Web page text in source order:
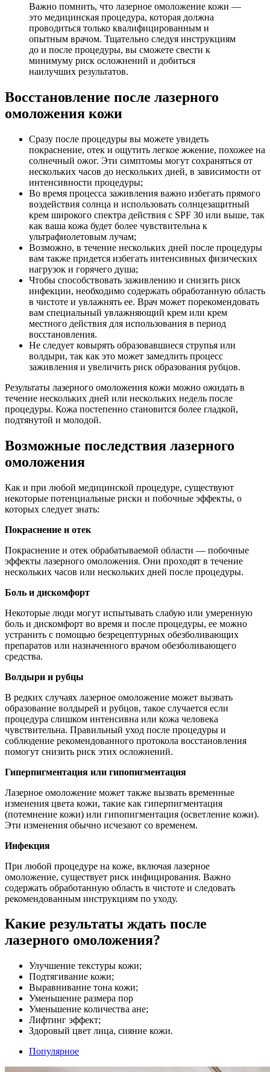
Важно помнить, что лазерное омоложение кожи —
это медицинская процедура, которая должна
проводиться только квалифицированным и
опытным врачом. Тщательно следуя инструкциям
до и после процедуры, вы сможете свести к
минимуму риск осложнений и добиться
наилучших результатов.
Восстановление после лазерного
омоложения кожи
Сразу после процедуры вы можете увидеть
покраснение, отек и ощутить легкое жжение, похожее на
солнечный ожог. Эти симптомы могут сохраняться от
нескольких часов до нескольких дней, в зависимости от
интенсивности процедуры;
Во время процесса заживления важно избегать прямого
воздействия солнца и использовать солнцезащитный
крем широкого спектра действия с SPF 30 или выше, так
как ваша кожа будет более чувствительна к
ультрафиолетовым лучам;
Возможно, в течение нескольких дней после процедуры
вам также придется избегать интенсивных физических
нагрузок и горячего душа;
Чтобы способствовать заживлению и снизить риск
инфекции, необходимо содержать обработанную область
в чистоте и увлажнять ее. Врач может порекомендовать
вам специальный увлажняющий крем или крем
местного действия для использования в период
восстановления.
Не следует ковырять образовавшиеся струпья или
волдыри, так как это может замедлить процесс
заживления и увеличить риск образования рубцов.
Результаты лазерного омоложения кожи можно ожидать в
течение нескольких дней или нескольких недель после
процедуры. Кожа постепенно становится более гладкой,
подтянутой и молодой.
Возможные последствия лазерного
омоложения
Как и при любой медицинской процедуре, существуют
некоторые потенциальные риски и побочные эффекты, о
которых следует знать:
Покраснение и отек
Покраснение и отек обрабатываемой области — побочные
эффекты лазерного омоложения. Они проходят в течение
нескольких часов или нескольких дней после процедуры.
Боль и дискомфорт
Некоторые люди могут испытывать слабую или умеренную
боль и дискомфорт во время и после процедуры, ее можно
устранить с помощью безрецептурных обезболивающих
препаратов или назначенного врачом обезболивающего
средства.
Волдыри и рубцы
В редких случаях лазерное омоложение может вызвать
образование волдырей и рубцов, такое случается если
процедура слишком интенсивна или кожа человека
чувствительна. Правильный уход после процедуры и
соблюдение рекомендованного протокола восстановления
помогут снизить риск этих осложнений.
Гиперпигментация или гипопигментация
Лазерное омоложение может также вызвать временные
изменения цвета кожи, такие как гиперпигментация
(потемнение кожи) или гипопигментация (осветление кожи).
Эти изменения обычно исчезают со временем.
Инфекция
При любой процедуре на коже, включая лазерное
омоложение, существует риск инфицирования. Важно
содержать обработанную область в чистоте и следовать
рекомендованным инструкциям по уходу.
Какие результаты ждать после
лазерного омоложения?
Улучшение текстуры кожи;
Подтягивание кожи;
Выравнивание тона кожи;
Уменьшение размера пор
Уменьшение количества ане;
Лифтинг эффект;
Здоровый цвет лица, сияние кожи.
Популярное